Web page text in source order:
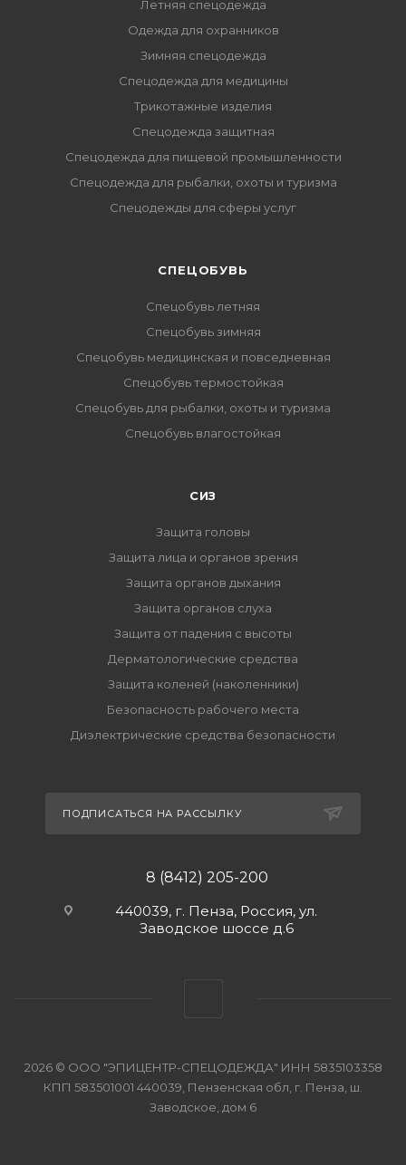
Летняя спецодежда
Одежда для охранников
Зимняя спецодежда
Спецодежда для медицины
Трикотажные изделия
Спецодежда защитная
Спецодежда для пищевой промышленности
Спецодежда для рыбалки, охоты и туризма
Спецодежды для сферы услуг
CПЕЦОБУВЬ
Спецобувь летняя
Спецобувь зимняя
Спецобувь медицинская и повседневная
Спецобувь термостойкая
Спецобувь для рыбалки, охоты и туризма
Спецобувь влагостойкая
СИЗ
Защита головы
Защита лица и органов зрения
Защита органов дыхания
Защита органов слуха
Защита от падения с высоты
Дерматологические средства
Защита коленей (наколенники)
Безопасность рабочего места
Диэлектрические средства безопасности
ПОДПИСАТЬСЯ НА РАССЫЛКУ
8 (8412) 205-200
440039, г. Пенза, Россия, ул.
Заводское шоссе д.6
2026 © ООО "ЭПИЦЕНТР-СПЕЦОДЕЖДА" ИНН 5835103358
КПП 583501001 440039, Пензенская обл, г. Пенза, ш.
Заводское, дом 6